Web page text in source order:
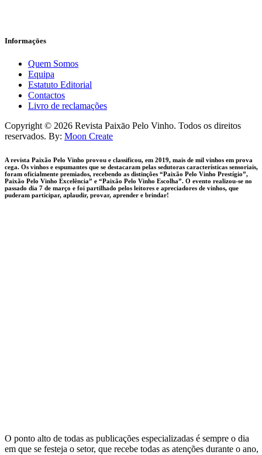
Informaçōes
Quem Somos
Equipa
Estatuto Editorial
Contactos
Livro de reclamações
facebook-
1
instagram
Copyright © 2026 Revista Paixāo Pelo Vinho. Todos os direitos
reservados. By: Moon Create
A revista Paixão Pelo Vinho provou e classificou, em 2019, mais de mil vinhos em prova
cega. Os vinhos e espumantes que se destacaram pelas sedutoras características sensoriais,
foram oficialmente premiados, recebendo as distinções “Paixão Pelo Vinho Prestígio”,
Paixão Pelo Vinho Excelência” e “Paixão Pelo Vinho Escolha”. O evento realizou-se no
passado dia 7 de março e foi partilhado pelos leitores e apreciadores de vinhos, que
puderam participar, aplaudir, provar, aprender e brindar!
O ponto alto de todas as publicações especializadas é sempre o dia
em que se festeja o setor, que recebe todas as atenções durante o ano,